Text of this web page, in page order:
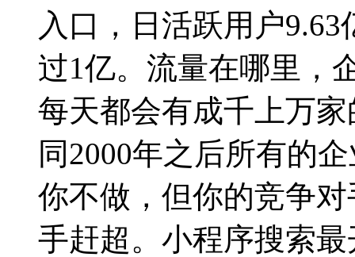
入口，日活跃用户
过1亿。流量在哪里，
每天都会有成千上万
同2000年之后所有的
你不做，但你的竞争
手赶超。小程序搜索